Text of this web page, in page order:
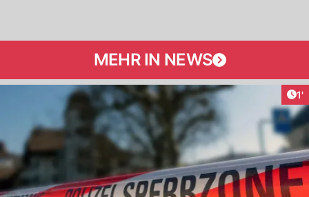
MEHR IN NEWS
1'